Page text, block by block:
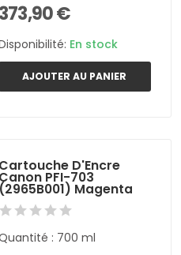
373,90 €
En stock
AJOUTER AU PANIER
Cartouche D'Encre
Canon PFI-703
(2965B001) Magenta
: 700 ml